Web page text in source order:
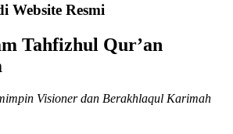
Website Resmi
Tahfizhul Qur’an
Visioner dan Berakhlaqul Karimah